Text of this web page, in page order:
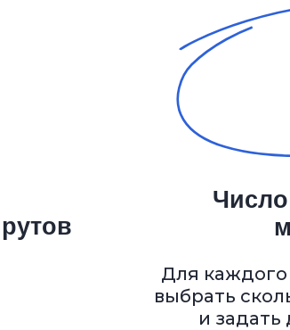
Число
Для каждого
выбрать сколько
согласование или